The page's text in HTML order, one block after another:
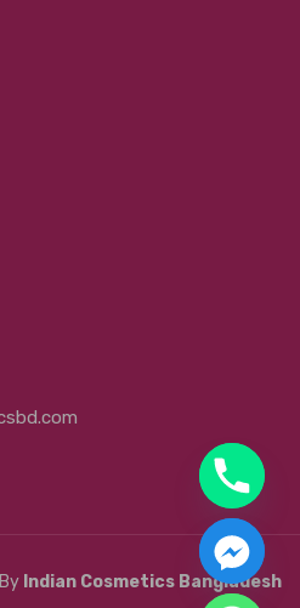
Indian Cosmetics Bangladesh